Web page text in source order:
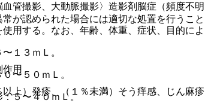
管撮影、大動脈撮影〉造影剤脳症（頻度不
が認められた場合には適切な処置を行うこと
用
上）発疹、（１％未満）そう痒感、じん麻疹
用する。なお、年齢、体重、症状、目的によ
１３ｍＬ。
〜５０ｍＬ。
５〜４０ｍＬ。